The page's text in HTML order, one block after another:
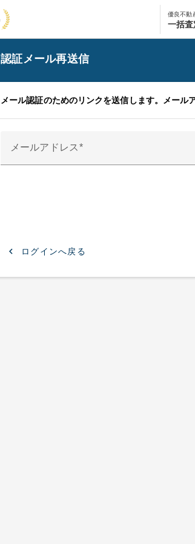
優良不動
一括査
認証メール再送信
メール認証のためのリンクを送信します。メール
メールアドレス
keyboard_arrow_left ログインへ戻る